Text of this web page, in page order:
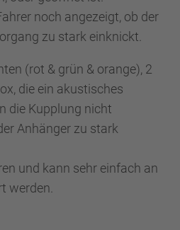
noch angezeigt, ob der
zu stark einknickt.
(rot & grün & orange), 2
die ein akustisches
die Kupplung nicht
Anhänger zu stark
und kann sehr einfach an
werden.